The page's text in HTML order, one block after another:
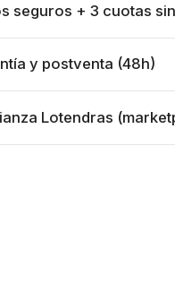
seguros + 3 cuotas
y postventa (48h)
Lotendras